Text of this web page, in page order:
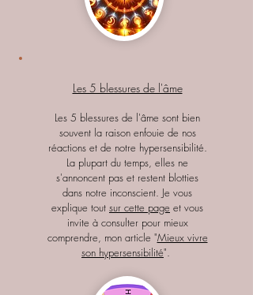
Les 5 blessures de l'âme
Les 5 blessures de l'âme sont bien
souvent la raison enfouie de nos
réactions et de notre hypersensibilité.
La plupart du temps, elles ne
s'annoncent pas et restent blotties
dans notre inconscient. Je vous
explique tout sur cette page et vous
invite à consulter pour mieux
comprendre, mon article "Mieux vivre
son hypersensibilité".